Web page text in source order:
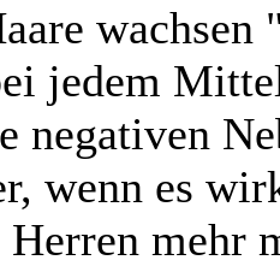
jedem
negativen
wenn es
Herren mehr